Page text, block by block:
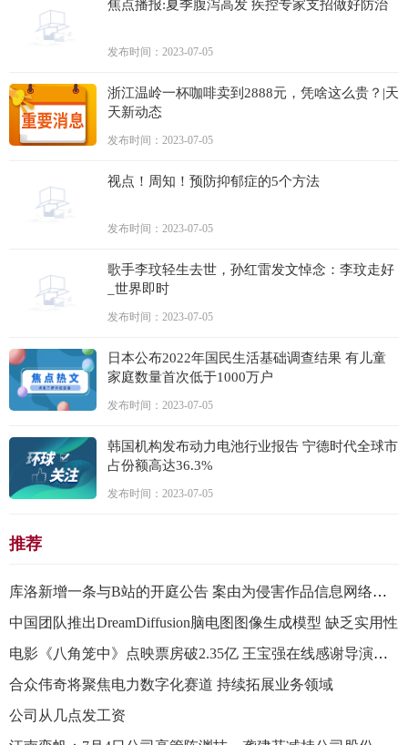
焦点播报:夏季腹泻高发 疾控专家支招做好防治
发布时间：2023-07-05
浙江温岭一杯咖啡卖到2888元，凭啥这么贵？|天
天新动态
发布时间：2023-07-05
视点！周知！预防抑郁症的5个方法
发布时间：2023-07-05
歌手李玟轻生去世，孙红雷发文悼念：李玟走好
_世界即时
发布时间：2023-07-05
日本公布2022年国民生活基础调查结果 有儿童
家庭数量首次低于1000万户
发布时间：2023-07-05
韩国机构发布动力电池行业报告 宁德时代全球市
占份额高达36.3%
发布时间：2023-07-05
推荐
库洛新增一条与B站的开庭公告 案由为侵害作品信息网络传播权纠纷
中国团队推出DreamDiffusion脑电图图像生成模型 缺乏实用性
电影《八角笼中》点映票房破2.35亿 王宝强在线感谢导演陈思诚
合众伟奇将聚焦电力数字化赛道 持续拓展业务领域
公司从几点发工资